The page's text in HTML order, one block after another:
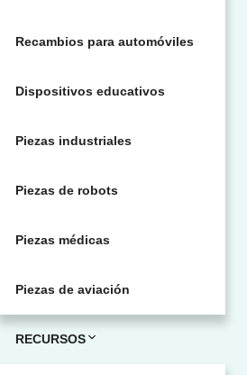
Recambios para automóviles
Dispositivos educativos
Piezas industriales
Piezas de robots
Piezas médicas
Piezas de aviación
RECURSOS